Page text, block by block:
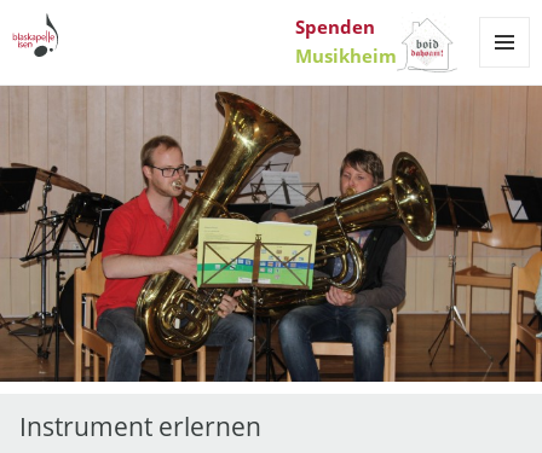
Spenden
Musikheim
Instrument erlernen